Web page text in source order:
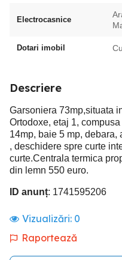
Electrocasnice
Dotari imobil
Descriere
Garsoniera 73mp,situata
Ortodoxe, etaj 1,
14mp, baie 5 mp, debara,
, deschidere spre curte
curte.Centrala termica
din lemn 550 euro.
ID anunț: 1741595206
Vizualizări: 0
Raportează